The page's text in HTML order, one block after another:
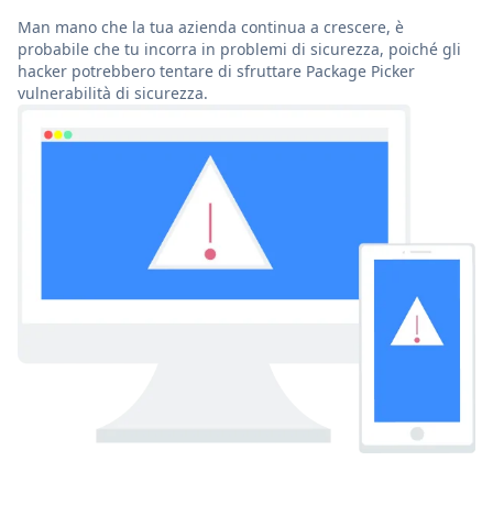
Man mano che la tua azienda continua a crescere, è
probabile che tu incorra in problemi di sicurezza, poiché gli
hacker potrebbero tentare di sfruttare Package Picker
vulnerabilità di sicurezza.